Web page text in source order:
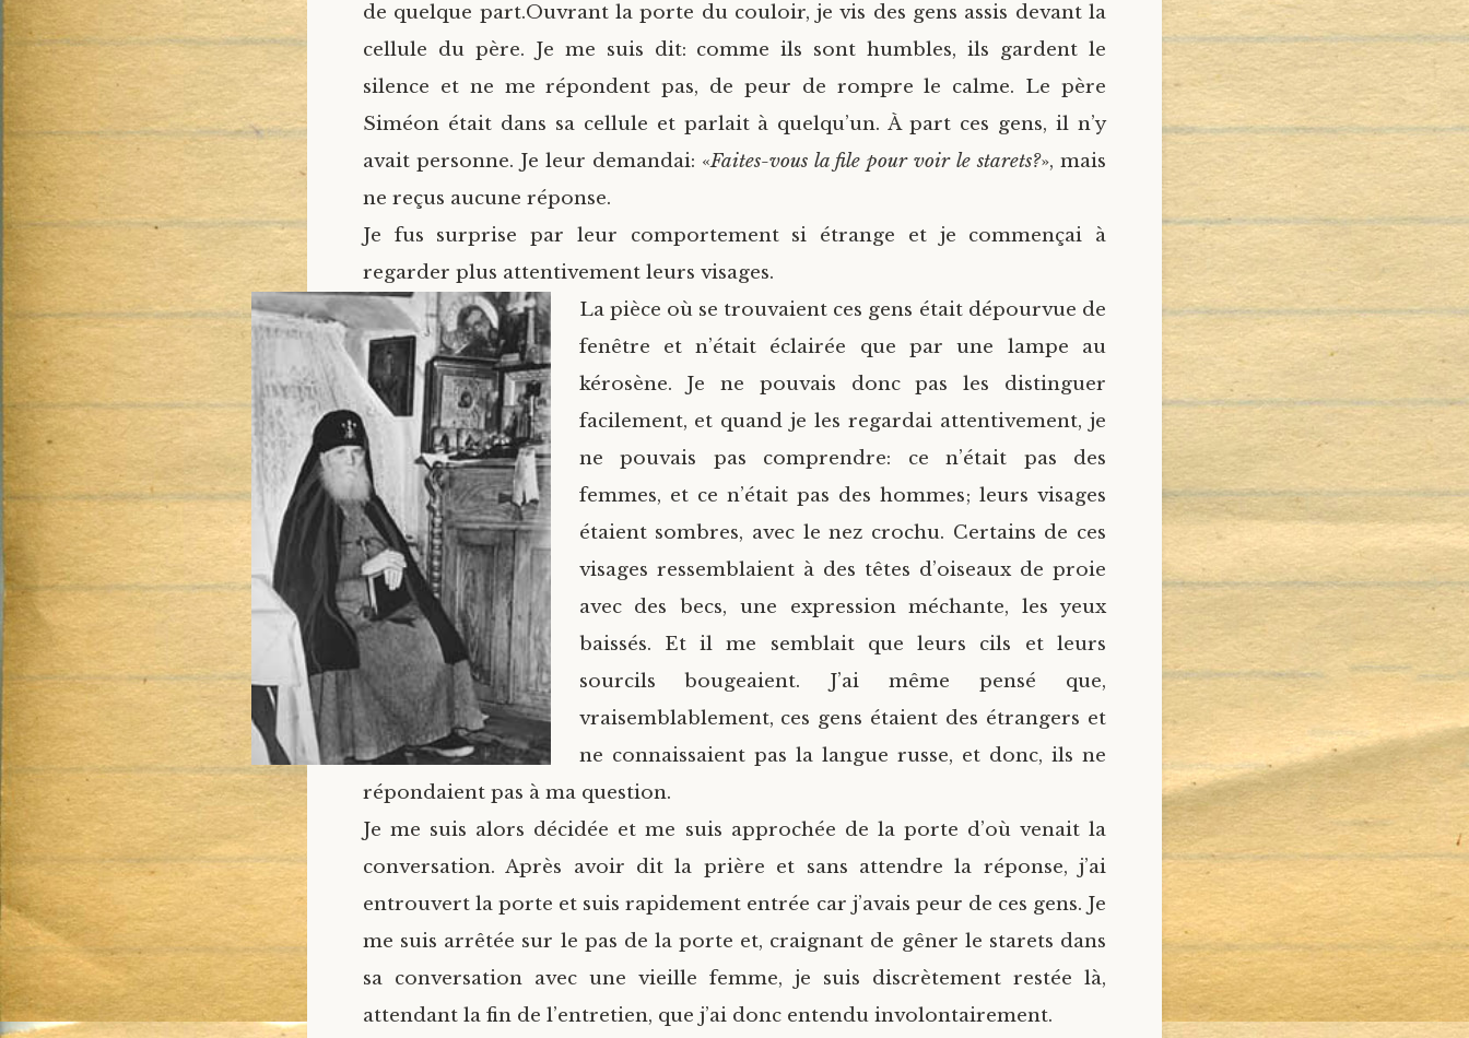
de quelque part.Ouvrant la porte du couloir, je vis des gens assis devant la
cellule du père. Je me suis dit: comme ils sont humbles, ils gardent le
silence et ne me répondent pas, de peur de rompre le calme. Le père
Siméon était dans sa cellule et parlait à quelqu’un. À part ces gens, il n’y
avait personne. Je leur demandai: «Faites-vous la file pour voir le starets?», mais
ne reçus aucune réponse.
Je fus surprise par leur comportement si étrange et je commençai à
regarder plus attentivement leurs visages.
La pièce où se trouvaient ces gens était dépourvue de
fenêtre et n’était éclairée que par une lampe au
kérosène. Je ne pouvais donc pas les distinguer
facilement, et quand je les regardai attentivement, je
ne pouvais pas comprendre: ce n’était pas des
femmes, et ce n’était pas des hommes; leurs visages
étaient sombres, avec le nez crochu. Certains de ces
visages ressemblaient à des têtes d’oiseaux de proie
avec des becs, une expression méchante, les yeux
baissés. Et il me semblait que leurs cils et leurs
sourcils bougeaient. J’ai même pensé que,
vraisemblablement, ces gens étaient des étrangers et
ne connaissaient pas la langue russe, et donc, ils ne
répondaient pas à ma question.
Je me suis alors décidée et me suis approchée de la porte d’où venait la
conversation. Après avoir dit la prière et sans attendre la réponse, j’ai
entrouvert la porte et suis rapidement entrée car j’avais peur de ces gens. Je
me suis arrêtée sur le pas de la porte et, craignant de gêner le starets dans
sa conversation avec une vieille femme, je suis discrètement restée là,
attendant la fin de l’entretien, que j’ai donc entendu involontairement.